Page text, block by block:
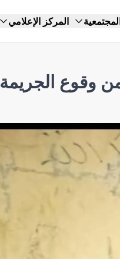
المركز الإعلامي
وقوع الجريمة